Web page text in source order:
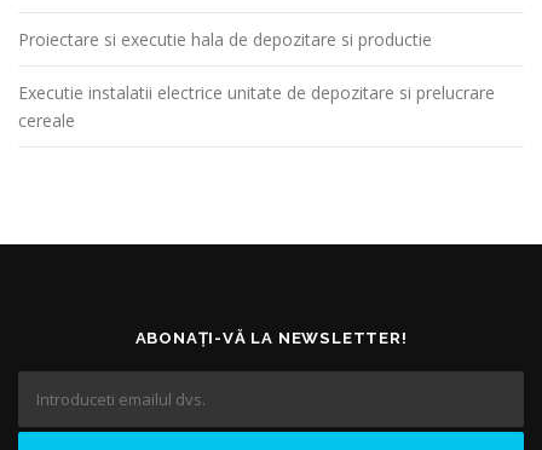
Proiectare si executie hala de depozitare si productie
Executie instalatii electrice unitate de depozitare si prelucrare
cereale
ABONAȚI-VĂ LA NEWSLETTER!